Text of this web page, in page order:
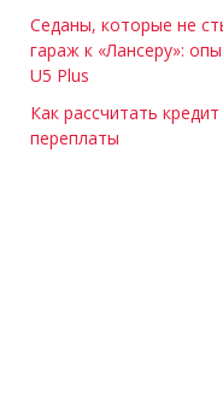
Седаны, которые не
гараж к «Лансеру»:
U5 Plus
Как рассчитать
переплаты